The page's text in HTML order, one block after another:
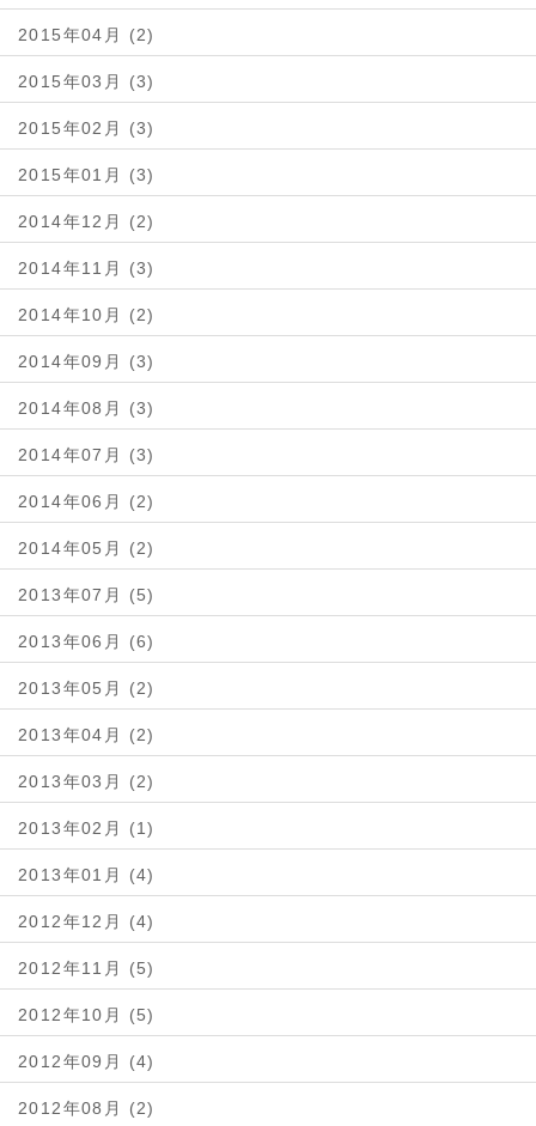
2015年04月 (2)
2015年03月 (3)
2015年02月 (3)
2015年01月 (3)
2014年12月 (2)
2014年11月 (3)
2014年10月 (2)
2014年09月 (3)
2014年08月 (3)
2014年07月 (3)
2014年06月 (2)
2014年05月 (2)
2013年07月 (5)
2013年06月 (6)
2013年05月 (2)
2013年04月 (2)
2013年03月 (2)
2013年02月 (1)
2013年01月 (4)
2012年12月 (4)
2012年11月 (5)
2012年10月 (5)
2012年09月 (4)
2012年08月 (2)